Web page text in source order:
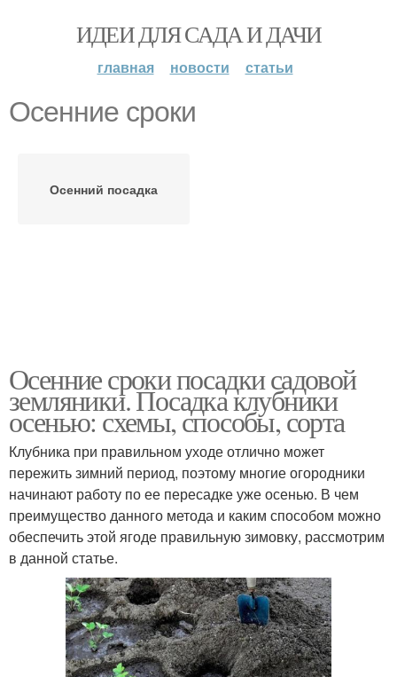
ИДЕИ ДЛЯ САДА И ДАЧИ
главная новости статьи
Осенние сроки
Осенний посадка
Осенние сроки посадки садовой
земляники. Посадка клубники
осенью: схемы, способы, сорта
Клубника при правильном уходе отлично может
пережить зимний период, поэтому многие огородники
начинают работу по ее пересадке уже осенью. В чем
преимущество данного метода и каким способом можно
обеспечить этой ягоде правильную зимовку, рассмотрим
в данной статье.